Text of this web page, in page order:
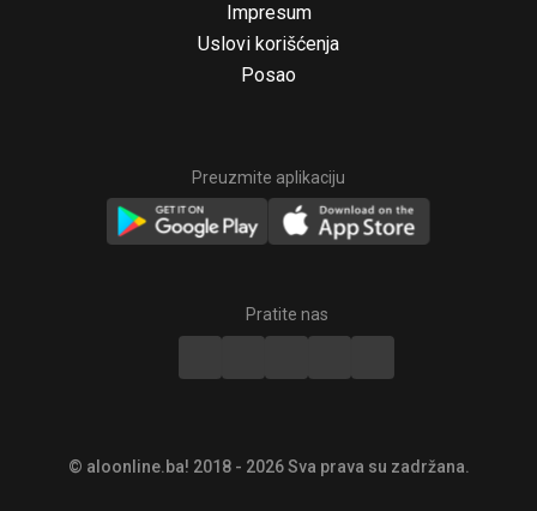
Impresum
Uslovi korišćenja
Posao
Preuzmite aplikaciju
© aloonline.ba! 2018 - 2026 Sva prava su zadržana.